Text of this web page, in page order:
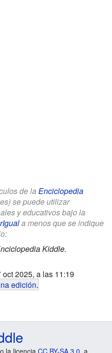
de la Enciclopedia
se puede utilizar
y educativos bajo la
a menos que se indique
Kiddle.
2025, a las 11:19
edición.
la licencia CC BY-SA 3.0 , a